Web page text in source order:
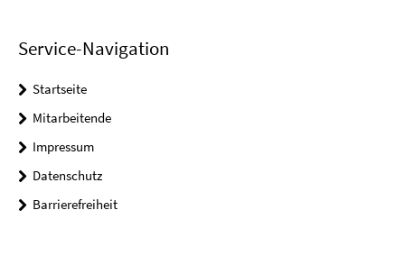
Service-Navigation
Startseite
Mitarbeitende
Impressum
Datenschutz
Barrierefreiheit